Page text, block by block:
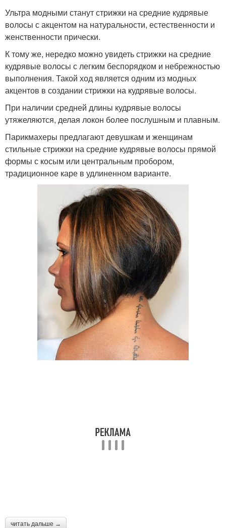
Ультра модными станут стрижки на средние кудрявые
волосы с акцентом на натуральности, естественности и
женственности прически.
К тому же, нередко можно увидеть стрижки на средние
кудрявые волосы с легким беспорядком и небрежностью
выполнения. Такой ход является одним из модных
акцентов в создании стрижки на кудрявые волосы.
При наличии средней длины кудрявые волосы
утяжеляются, делая локон более послушным и плавным.
Парикмахеры предлагают девушкам и женщинам
стильные стрижки на средние кудрявые волосы прямой
формы с косым или центральным пробором,
традиционное каре в удлиненном варианте.
читать дальше →